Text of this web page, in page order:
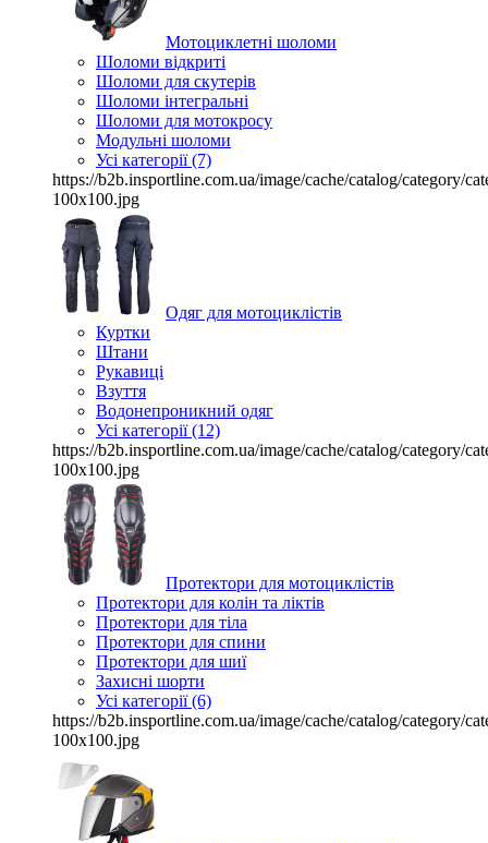
Мотоциклетні шоломи
Шоломи відкриті
Шоломи для скутерів
Шоломи інтегральні
Шоломи для мотокросу
Модульні шоломи
Усі категорії (7)
https://b2b.insportline.com.ua/image/cache/catalog/category/
100x100.jpg
Одяг для мотоциклістів
Куртки
Штани
Рукавиці
Взуття
Водонепроникний одяг
Усі категорії (12)
https://b2b.insportline.com.ua/image/cache/catalog/category/
100x100.jpg
Протектори для мотоциклістів
Протектори для колін та ліктів
Протектори для тіла
Протектори для спини
Протектори для шиї
Захисні шорти
Усі категорії (6)
https://b2b.insportline.com.ua/image/cache/catalog/category/
100x100.jpg